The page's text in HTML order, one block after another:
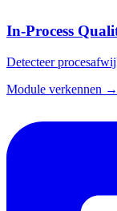
In-Process
Detecteer
Module verkennen →